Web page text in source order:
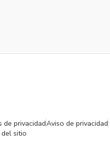
de privacidadAviso de privacidad
sitio